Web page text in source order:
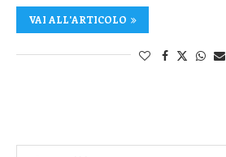
VAI ALL'ARTICOLO